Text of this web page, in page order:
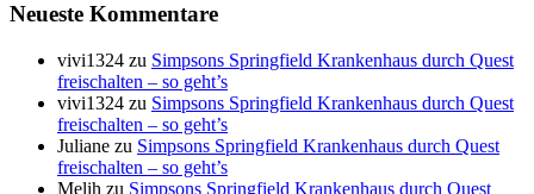
Neueste Kommentare
vivi1324 zu Simpsons Springfield Krankenhaus durch Quest
freischalten – so geht’s
vivi1324 zu Simpsons Springfield Krankenhaus durch Quest
freischalten – so geht’s
Juliane zu Simpsons Springfield Krankenhaus durch Quest
freischalten – so geht’s
Melih zu Simpsons Springfield Krankenhaus durch Quest